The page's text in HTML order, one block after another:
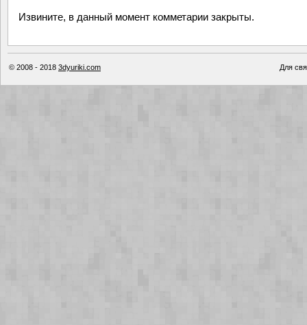
Извините, в данный момент комметарии закрыты.
© 2008 - 2018 3dyuriki.com Для